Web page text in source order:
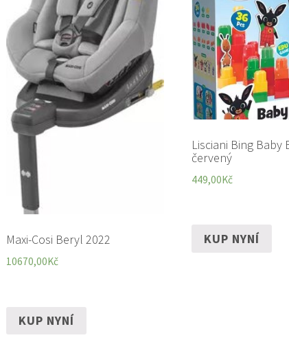
Maxi-Cosi Beryl 2022
10670,00Kč
KUP NYNÍ
Lisciani Bing Baby
červený
449,00Kč
KUP NYNÍ